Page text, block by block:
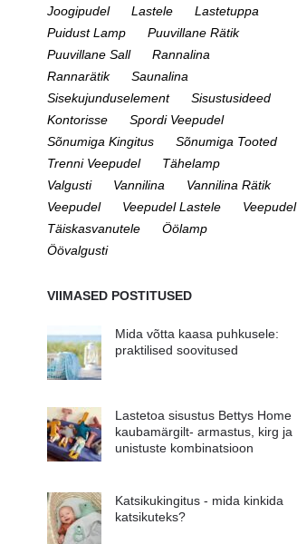
Joogipudel
Lastele
Lastetuppa
Puidust Lamp
Puuvillane Rätik
Puuvillane Sall
Rannalina
Rannarätik
Saunalina
Sisekujunduselement
Sisustusideed
Kontorisse
Spordi Veepudel
Sõnumiga Kingitus
Sõnumiga Tooted
Trenni Veepudel
Tähelamp
Valgusti
Vannilina
Vannilina Rätik
Veepudel
Veepudel Lastele
Veepudel
Täiskasvanutele
Öölamp
Öövalgusti
VIIMASED POSTITUSED
Mida võtta kaasa puhkusele:
praktilised soovitused
Lastetoa sisustus Bettys Home
kaubamärgilt- armastus, kirg ja
unistuste kombinatsioon
Katsikukingitus - mida kinkida
katsikuteks?